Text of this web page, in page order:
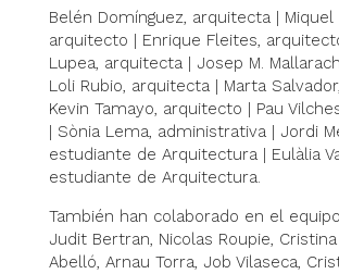
Belén Domínguez, arquitecta | Miquel
arquitecto | Enrique Fleites,
Lupea, arquitecta | Josep M.
Loli Rubio, arquitecta | Marta
Kevin Tamayo, arquitecto | Pau
| Sònia Lema, administrativa | Jordi
estudiante de Arquitectura | Eulàlia
estudiante de Arquitectura.
También han colaborado en el
Judit Bertran, Nicolas Roupie,
Abelló, Arnau Torra, Job Vilaseca,